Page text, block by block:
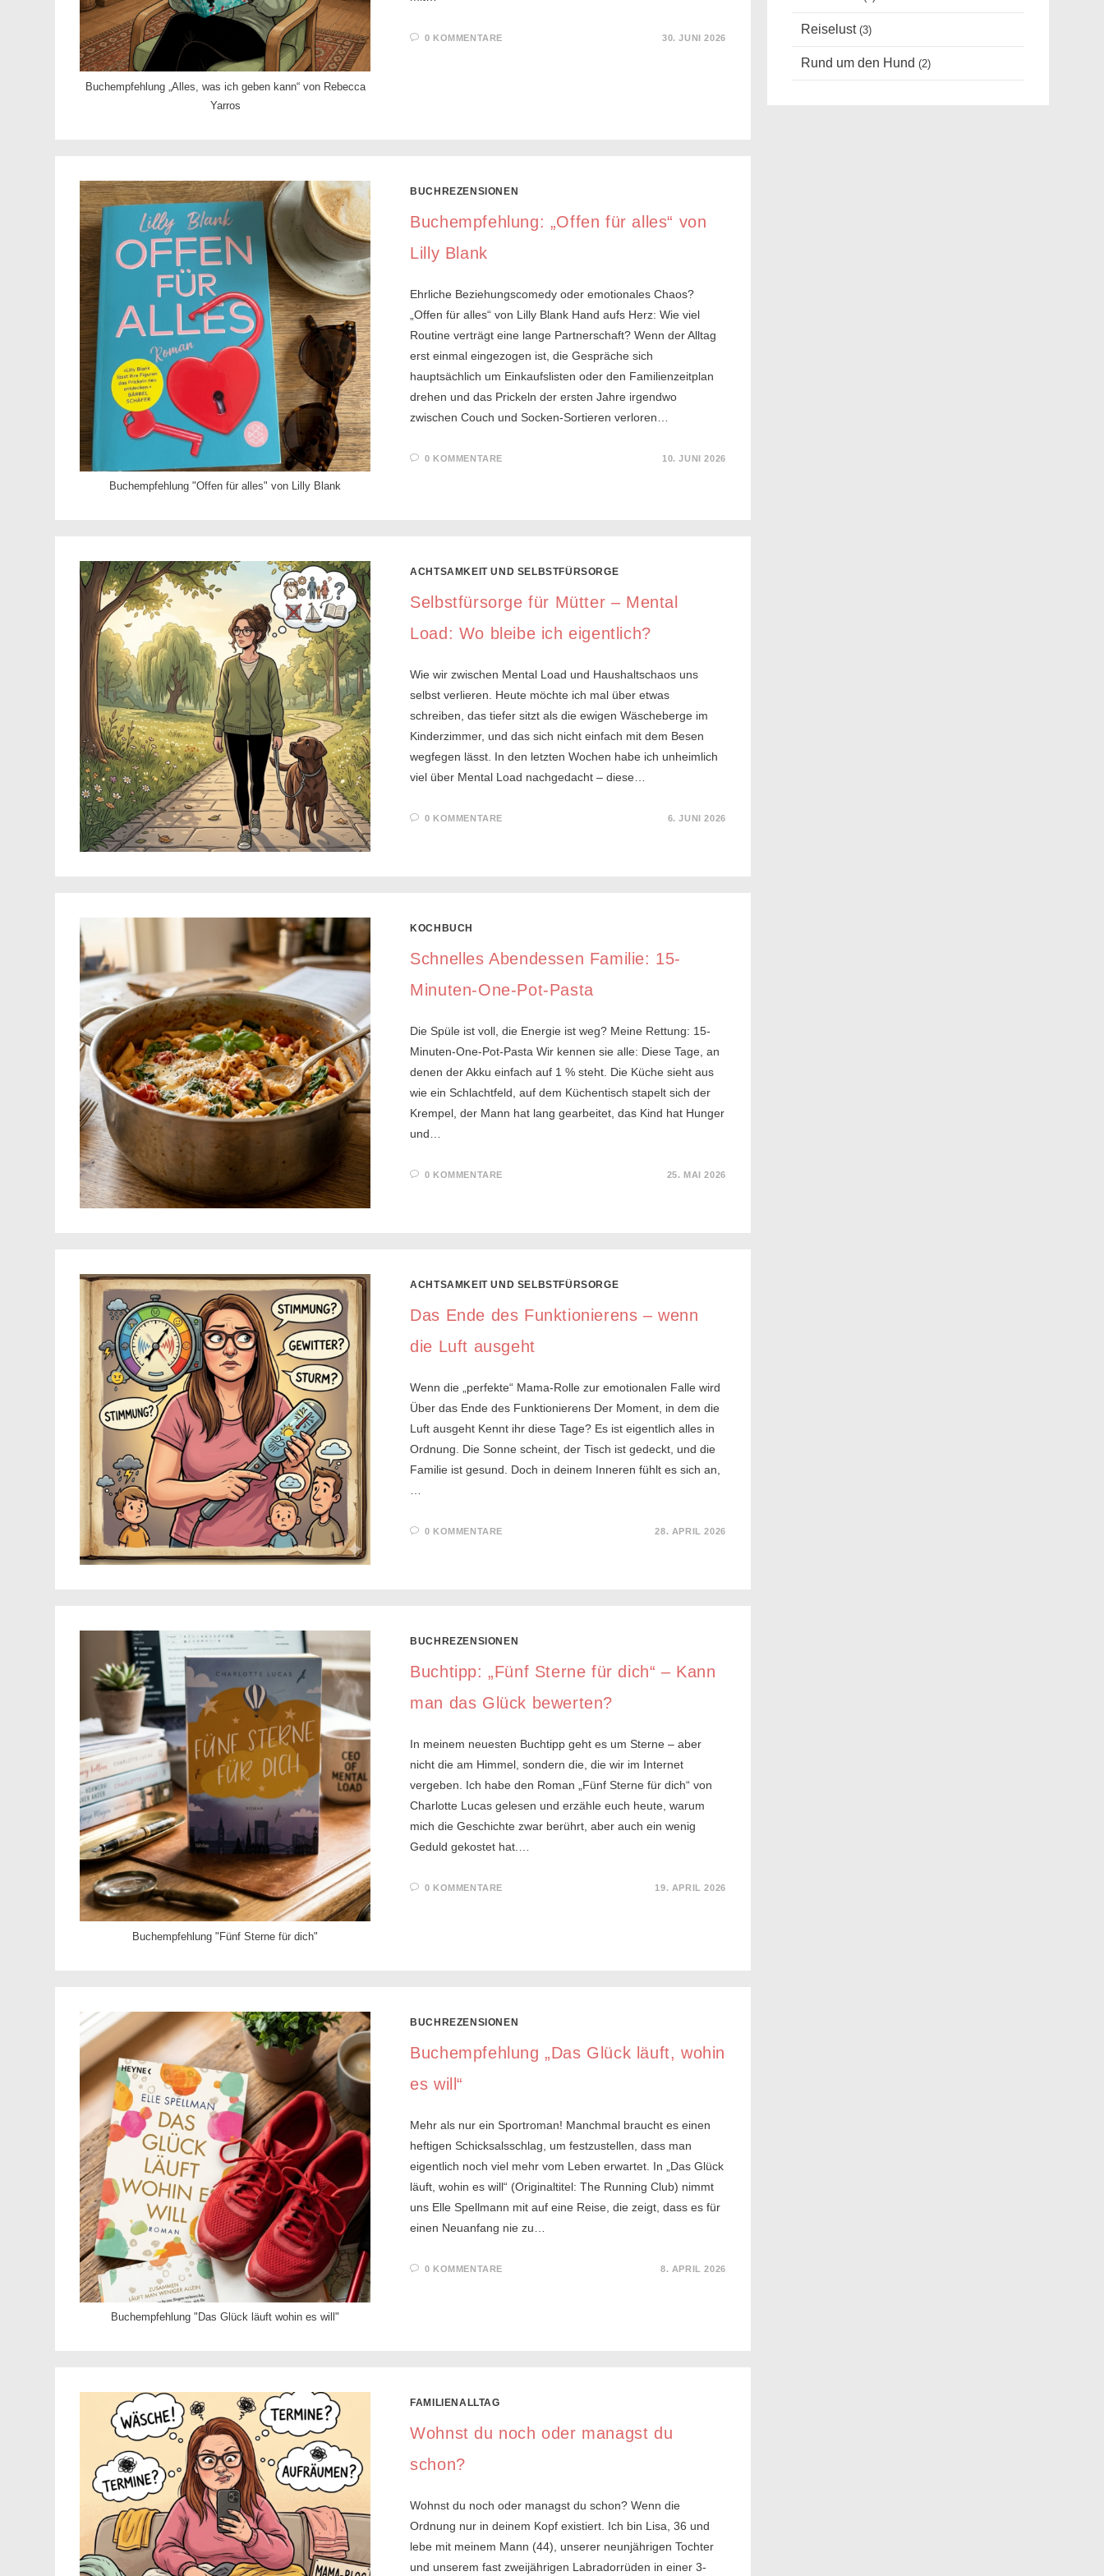
Buchempfehlung „Alles, was ich geben kann“ von Rebecca
Yarros
0 KOMMENTARE 30. JUNI 2026
Buchempfehlung "Offen für alles" von Lilly Blank
BUCHREZENSIONEN
Buchempfehlung: „Offen für alles“ von
Lilly Blank
Ehrliche Beziehungscomedy oder emotionales Chaos?
„Offen für alles“ von Lilly Blank Hand aufs Herz: Wie viel
Routine verträgt eine lange Partnerschaft? Wenn der Alltag
erst einmal eingezogen ist, die Gespräche sich
hauptsächlich um Einkaufslisten oder den Familienzeitplan
drehen und das Prickeln der ersten Jahre irgendwo
zwischen Couch und Socken-Sortieren verloren…
0 KOMMENTARE 10. JUNI 2026
ACHTSAMKEIT UND SELBSTFÜRSORGE
Selbstfürsorge für Mütter – Mental
Load: Wo bleibe ich eigentlich?
Wie wir zwischen Mental Load und Haushaltschaos uns
selbst verlieren. Heute möchte ich mal über etwas
schreiben, das tiefer sitzt als die ewigen Wäscheberge im
Kinderzimmer, und das sich nicht einfach mit dem Besen
wegfegen lässt. In den letzten Wochen habe ich unheimlich
viel über Mental Load nachgedacht – diese…
0 KOMMENTARE 6. JUNI 2026
KOCHBUCH
Schnelles Abendessen Familie: 15-
Minuten-One-Pot-Pasta
Die Spüle ist voll, die Energie ist weg? Meine Rettung: 15-
Minuten-One-Pot-Pasta Wir kennen sie alle: Diese Tage, an
denen der Akku einfach auf 1 % steht. Die Küche sieht aus
wie ein Schlachtfeld, auf dem Küchentisch stapelt sich der
Krempel, der Mann hat lang gearbeitet, das Kind hat Hunger
und…
0 KOMMENTARE 25. MAI 2026
ACHTSAMKEIT UND SELBSTFÜRSORGE
Das Ende des Funktionierens – wenn
die Luft ausgeht
Wenn die „perfekte“ Mama-Rolle zur emotionalen Falle wird
Über das Ende des Funktionierens Der Moment, in dem die
Luft ausgeht Kennt ihr diese Tage? Es ist eigentlich alles in
Ordnung. Die Sonne scheint, der Tisch ist gedeckt, und die
Familie ist gesund. Doch in deinem Inneren fühlt es sich an,
0 KOMMENTARE 28. APRIL 2026
Buchempfehlung "Fünf Sterne für dich"
BUCHREZENSIONEN
Buchtipp: „Fünf Sterne für dich“ – Kann
man das Glück bewerten?
In meinem neuesten Buchtipp geht es um Sterne – aber
nicht die am Himmel, sondern die, die wir im Internet
vergeben. Ich habe den Roman „Fünf Sterne für dich“ von
Charlotte Lucas gelesen und erzähle euch heute, warum
mich die Geschichte zwar berührt, aber auch ein wenig
Geduld gekostet hat.…
0 KOMMENTARE 19. APRIL 2026
Buchempfehlung "Das Glück läuft wohin es will"
BUCHREZENSIONEN
Buchempfehlung „Das Glück läuft, wohin
es will“
Mehr als nur ein Sportroman! Manchmal braucht es einen
heftigen Schicksalsschlag, um festzustellen, dass man
eigentlich noch viel mehr vom Leben erwartet. In „Das Glück
läuft, wohin es will“ (Originaltitel: The Running Club) nimmt
uns Elle Spellmann mit auf eine Reise, die zeigt, dass es für
einen Neuanfang nie zu…
0 KOMMENTARE 8. APRIL 2026
FAMILIENALLTAG
Wohnst du noch oder managst du
schon?
Wohnst du noch oder managst du schon? Wenn die
Ordnung nur in deinem Kopf existiert. Ich bin Lisa, 36 und
lebe mit meinem Mann (44), unserer neunjährigen Tochter
und unserem fast zweijährigen Labradorrüden in einer 3-
Reiselust (3)
Rund um den Hund (2)